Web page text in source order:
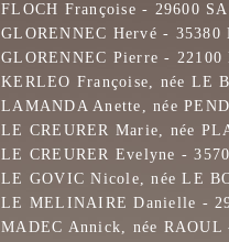
FLOCH Françoise - 29600
GLORENNEC Hervé - 35380
GLORENNEC Pierre -
KERLEO Françoise, née LE
LAMANDA Anette, née
LE CREURER Marie, née
LE CREURER Evelyne -
LE GOVIC Nicole, née LE
LE MELINAIRE Danielle -
MADEC Annick, née